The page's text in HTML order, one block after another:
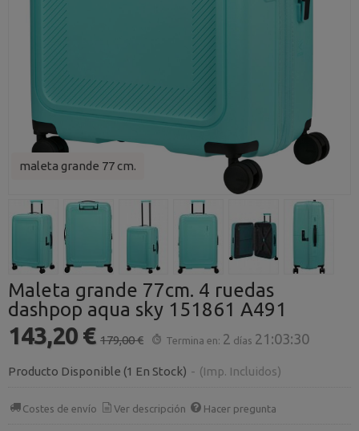
maleta grande 77 cm.
Maleta grande 77cm. 4 ruedas
dashpop aqua sky 151861 A491
143,20 € 179,00 € Termina en: 2 días 21:03:29
Producto Disponible (1 En Stock) - (Imp. Incluidos)
Costes de envío Ver descripción Hacer pregunta